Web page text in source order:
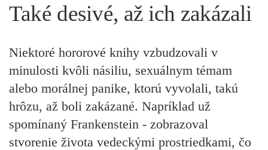
Také desivé, až ich zakázali
Niektoré hororové knihy vzbudzovali v
minulosti kvôli násiliu, sexuálnym témam
alebo morálnej panike, ktorú vyvolali, takú
hrôzu, až boli zakázané. Napríklad už
spomínaný Frankenstein - zobrazoval
stvorenie života vedeckými prostriedkami, čo